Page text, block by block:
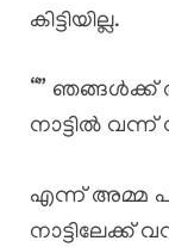
കിട്ടിയില്ല.
“” ഞങ്ങൾക്ക്
നാട്ടിൽ വന്ന്
എന്ന് അമ്മ
നാട്ടിലേക്ക്